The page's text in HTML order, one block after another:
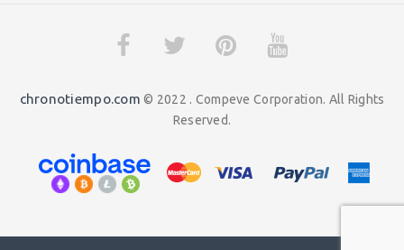
chronotiempo.com © 2022 . Compeve Corporation. All Rights
Reserved.